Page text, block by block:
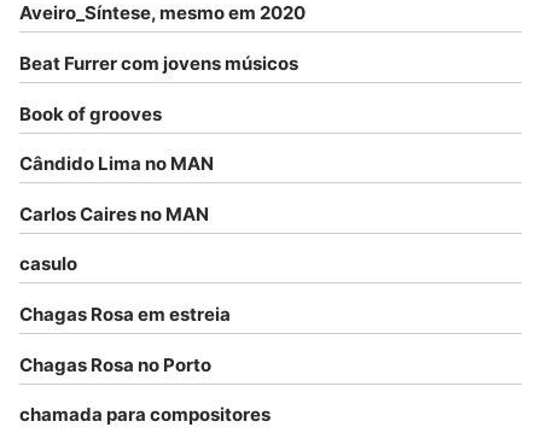
Aveiro_Síntese, mesmo em 2020
Beat Furrer com jovens músicos
Book of grooves
Cândido Lima no MAN
Carlos Caires no MAN
casulo
Chagas Rosa em estreia
Chagas Rosa no Porto
chamada para compositores